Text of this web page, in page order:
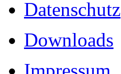
Datenschutz
Downloads